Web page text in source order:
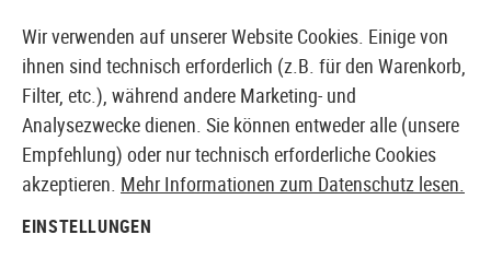
EUROPÄISCHER AIRSOFT SHOP & GROßHÄNDLER
Wir verwenden auf unserer Website Cookies. Einige von
ihnen sind technisch erforderlich (z.B. für den Warenkorb,
Filter, etc.), während andere Marketing- und
Analysezwecke dienen. Sie können entweder alle (unsere
Empfehlung) oder nur technisch erforderliche Cookies
akzeptieren. Mehr Informationen zum Datenschutz lesen.
EINSTELLUNGEN